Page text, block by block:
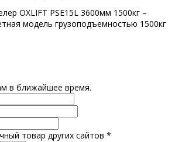
OXLIFT PSE15L 3600мм 1500кг –
модель грузоподъемностью 1500кг
в ближайшее время.
товар других сайтов *